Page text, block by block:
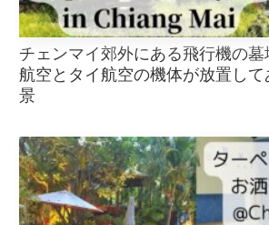
チェンマイ郊外にある飛行機の墓
航空とタイ航空の機体が放置し
景